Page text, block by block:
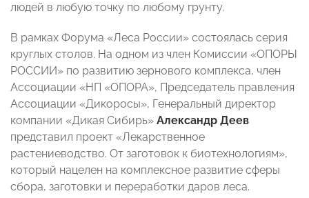
людей в любую точку по любому грунту.
В рамках Форума «Леса России» состоялась серия
круглых столов. На одном из член Комиссии «ОПОРЫ
РОССИИ» по развитию зернового комплекса, член
Ассоциации «НП «ОПОРА», Председатель правления
Ассоциации «Дикоросы», Генеральный директор
компании «Дикая Сибирь» Александр Деев
представил проект «Лекарственное
растениеводство. От заготовок к биотехнологиям»,
который нацелен на комплексное развитие сферы
сбора, заготовки и переработки даров леса.